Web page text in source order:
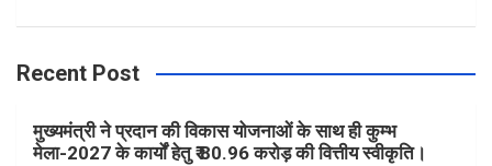
c
e
s
t
n
t
i
t
u
T
Recent Post
मुख्यमंत्री ने प्रदान की विकास योजनाओं के साथ ही कुम्भ
मेला-2027 के कार्यों हेतु ₹ 80.96 करोड़ की वित्तीय स्वीकृति।